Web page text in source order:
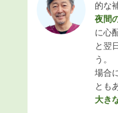
的な
夜間
に心
と翌
う。
場合
とも
大き